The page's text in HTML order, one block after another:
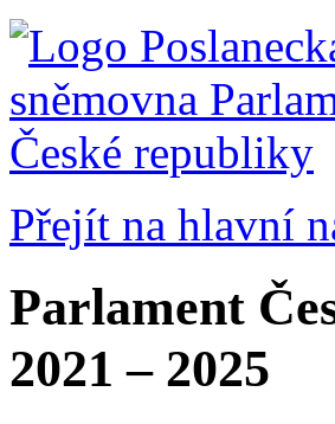
Přejít na hlavní
Parlament
2021 – 2025